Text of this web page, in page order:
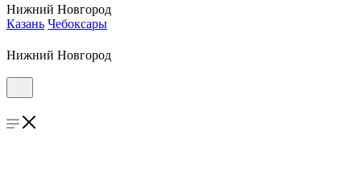
Нижний Новгород
Казань Чебоксары
Нижний Новгород